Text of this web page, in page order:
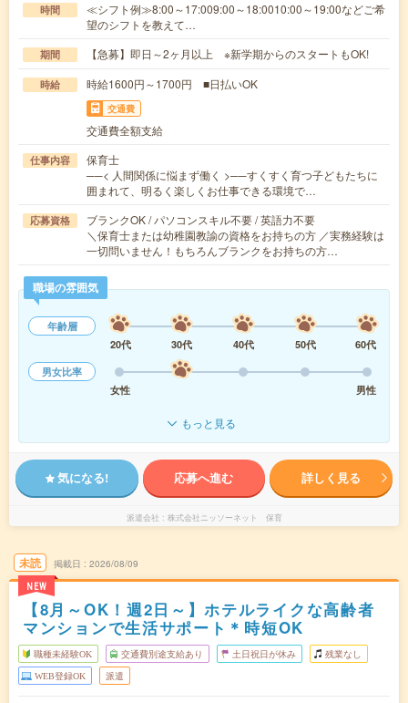
時間
≪シフト例≫8:00～17:009:00～18:0010:00～19:00などご希
望のシフトを教えて…
期間 【急募】即日～2ヶ月以上 ※新学期からのスタートもOK!
時給 時給1600円～1700円 ■日払いOK
交通費
交通費全額支給
仕事内容
保育士
──< 人間関係に悩まず働く >──すくすく育つ子どもたちに
囲まれて、明るく楽しくお仕事できる環境で…
応募資格
ブランクOK / パソコンスキル不要 / 英語力不要
＼保育士または幼稚園教諭の資格をお持ちの方 ／実務経験は
一切問いません！もちろんブランクをお持ちの方…
職場の雰囲気
年齢層
20代
30代 40代 50代
60代
男女比率
女性
男性
もっと見る
気になる! 応募へ進む 詳しく見る
派遣会社 株式会社ニッソーネット 保育
未読
NEW
掲載日 2026/08/09
【8月～OK！週2日～】ホテルライクな高齢者
マンションで生活サポート＊時短OK
職種未経験OK 交通費別途支給あり 土日祝日が休み 残業なし
WEB登録OK 派遣